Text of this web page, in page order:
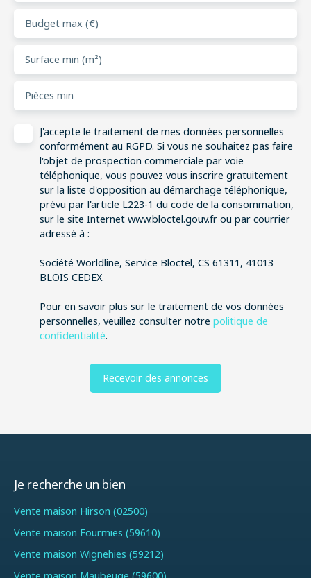
Budget max (€)
Surface min (m²)
Pièces min
J'accepte le traitement de mes données personnelles
conformément au RGPD. Si vous ne souhaitez pas faire
l'objet de prospection commerciale par voie
téléphonique, vous pouvez vous inscrire gratuitement
sur la liste d'opposition au démarchage téléphonique,
prévu par l'article L223-1 du code de la consommation,
sur le site Internet www.bloctel.gouv.fr ou par courrier
adressé à :
Société Worldline, Service Bloctel, CS 61311, 41013
BLOIS CEDEX.
Pour en savoir plus sur le traitement de vos données
personnelles, veuillez consulter notre politique de
confidentialité.
Recevoir des annonces
Je recherche un bien
Vente maison Hirson (02500)
Vente maison Fourmies (59610)
Vente maison Wignehies (59212)